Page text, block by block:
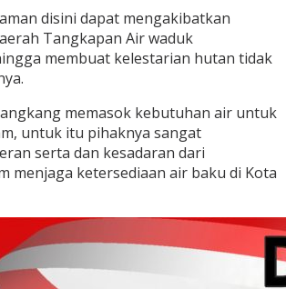
disini dapat mengakibatkan
Tangkapan Air waduk
membuat kelestarian hutan tidak
memasok kebutuhan air untuk
untuk itu pihaknya sangat
serta dan kesadaran dari
menjaga ketersediaan air baku di Kota